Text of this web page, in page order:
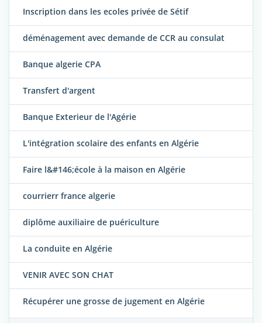
Inscription dans les ecoles privée de Sétif
déménagement avec demande de CCR au consulat
Banque algerie CPA
Transfert d'argent
Banque Exterieur de l'Agérie
L'intégration scolaire des enfants en Algérie
Faire l&#146;école à la maison en Algérie
courrierr france algerie
diplôme auxiliaire de puériculture
La conduite en Algérie
VENIR AVEC SON CHAT
Récupérer une grosse de jugement en Algérie